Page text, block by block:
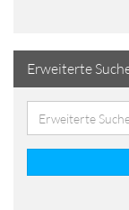
Erweiterte